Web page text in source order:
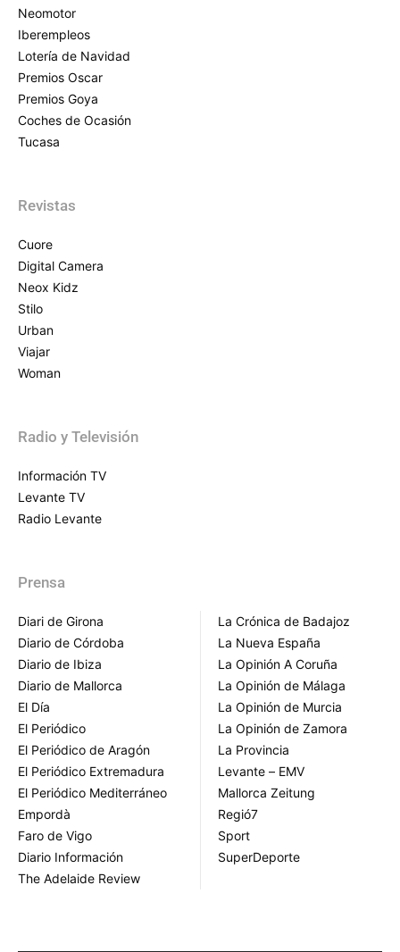
Neomotor
Iberempleos
Lotería de Navidad
Premios Oscar
Premios Goya
Coches de Ocasión
Tucasa
Revistas
Cuore
Digital Camera
Neox Kidz
Stilo
Urban
Viajar
Woman
Radio y Televisión
Información TV
Levante TV
Radio Levante
Prensa
Diari de Girona
Diario de Córdoba
Diario de Ibiza
Diario de Mallorca
El Día
El Periódico
El Periódico de Aragón
El Periódico Extremadura
El Periódico Mediterráneo
Empordà
Faro de Vigo
Diario Información
The Adelaide Review
La Crónica de Badajoz
La Nueva España
La Opinión A Coruña
La Opinión de Málaga
La Opinión de Murcia
La Opinión de Zamora
La Provincia
Levante – EMV
Mallorca Zeitung
Regió7
Sport
SuperDeporte